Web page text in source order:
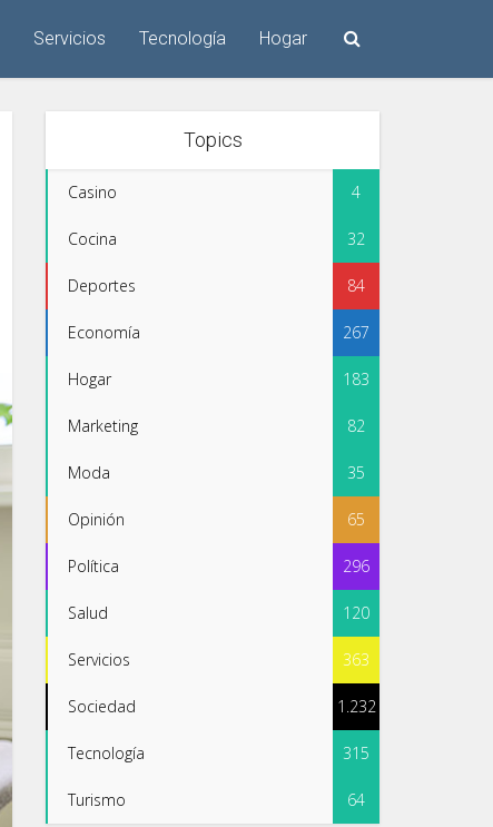
Servicios Tecnología Hogar
Topics
Casino 4
Cocina 32
Deportes 84
Economía 267
Hogar 183
Marketing 82
Moda 35
Opinión 65
Política 296
Salud 120
Servicios 363
Sociedad 1.232
Tecnología 315
Turismo 64